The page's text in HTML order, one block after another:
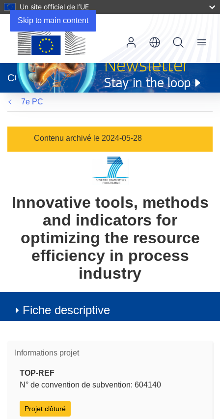
Skip to main content
Un site officiel de l’UE
dans
une
nouvelle
fenêtre)
CORDIS
Menu
7e PC
Contenu archivé le 2024-05-28
Innovative tools, methods
and indicators for
optimizing the resource
efficiency in process
industry
Fiche descriptive
Informations projet
TOP-REF
N° de convention de subvention: 604140
Projet clôturé